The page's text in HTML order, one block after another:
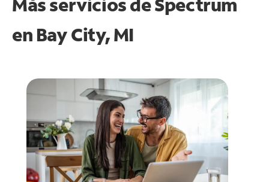
en Bay City, MI